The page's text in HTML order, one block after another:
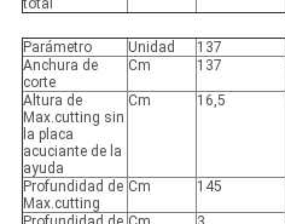
total
Parámetro Unidad 137
Anchura de
corte
Cm 137
Altura de
Max.cutting sin
la placa
acuciante de la
ayuda
Cm 16,5
Profundidad de
Max.cutting
Cm 145